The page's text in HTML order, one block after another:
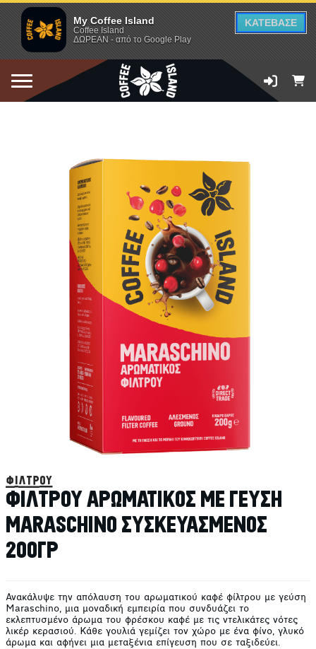
My Coffee Island
Coffee Island
ΔΩΡΕΑΝ - από το Google Play
ΚΑΤΕΒΑΣΕ
φίλτρου
ΦΙΛΤΡΟΥ ΑΡΩΜΑΤΙΚΟΣ ΜΕ ΓΕΥΣΗ
MARASCHINO ΣΥΣΚΕΥΑΣΜΕΝΟΣ
200ΓΡ
Ανακάλυψε την απόλαυση του αρωματικού καφέ φίλτρου με γεύση
Maraschino, μια μοναδική εμπειρία που συνδυάζει το
εκλεπτυσμένο άρωμα του φρέσκου καφέ με τις ντελικάτες νότες
λικέρ κερασιού. Κάθε γουλιά γεμίζει τον χώρο με ένα φίνο, γλυκό
άρωμα και αφήνει μια μεταξένια επίγευση που σε ταξιδεύει.